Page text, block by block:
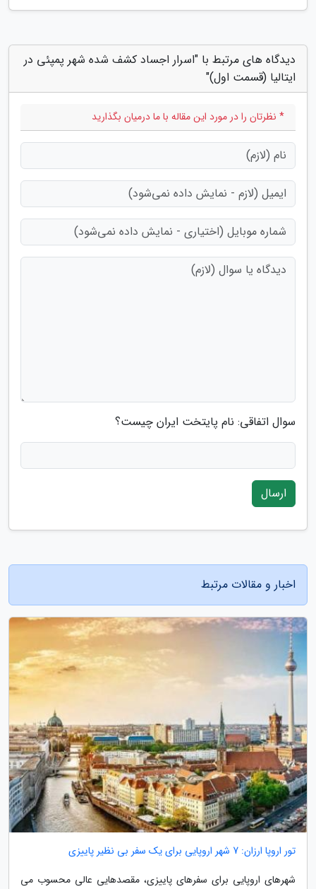
دیدگاه های مرتبط با "اسرار اجساد کشف شده شهر پمپئی در
ایتالیا (قسمت اول)"
* نظرتان را در مورد این مقاله با ما درمیان بگذارید
سوال اتفاقی: نام پایتخت ایران چیست؟
ارسال
اخبار و مقالات مرتبط
تور اروپا ارزان: 7 شهر اروپایی برای یک سفر بی نظیر پاییزی
شهرهای اروپایی برای سفرهای پاییزی، مقصدهایی عالی محسوب می